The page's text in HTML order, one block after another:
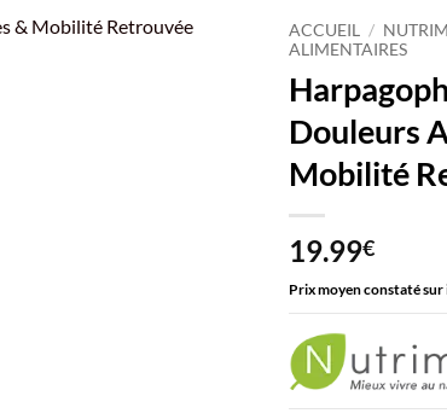
ACCUEIL /
ALIMENTAIRES
Douleurs
Mobilité
19.99€
Prix moyen constaté